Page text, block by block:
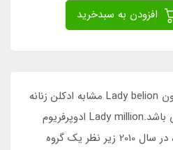
ادکلن روونا مدل لیدی بیلیون Lady belion مشابه ادکلن زنانه
پاکو رابان لیدی میلیون می باشد.Lady million ادوپرفریوم
زنانه فوق‌العاده‌ای است که، در سال 2010 زیر نظر یک گروه